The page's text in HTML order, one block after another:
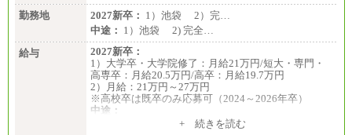
勤務地
2027新卒： 1）池袋 2）完…
中途： 1）池袋 2) 完全…
給与
2027新卒：
1）大学卒・大学院修了：月給21万円/短大・専門・
高専卒：月給20.5万円/高卒：月給19.7万円
2）月給：21万円～27万円
※高校卒は既卒のみ応募可（2024～2026年卒）
中途：
1）月給：21万円～25万円+ 続きを読む